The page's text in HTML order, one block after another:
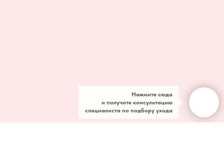
Нажмите сюда
и получите консультацию
специалиста по подбору ухода